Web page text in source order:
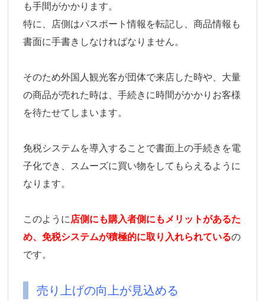
も手間がかかります。
特に、店側はパスポート情報を転記し、商品情報も
書面に手書きしなければなりません。
そのため外国人観光客が団体で来店した時や、大量
の商品が売れた時は、手続きに時間がかかりお客様
を待たせてしまいます。
免税システムを導入することで書面上の手続きを電
子化でき、スムーズに買い物をしてもらえるように
なります。
このように 店側にも購入者側にもメリットがあるた
め、免税システムが積極的に取り入れられているの
です。
売り上げの向上が見込める